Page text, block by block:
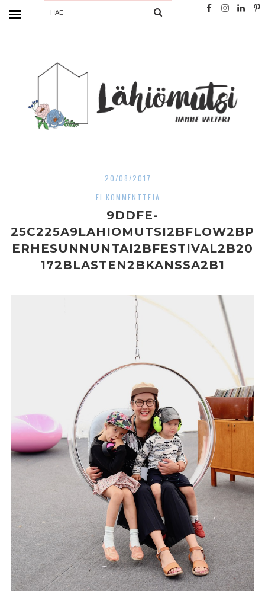
SEARCH
20/08/2017
EI KOMMENTTEJA
9DDFE-
25C225A9LAHIOMUTSI2BFLOW2BP
ERHESUNNUNTAI2BFESTIVAL2B20
172BLASTEN2BKANSSA2B1